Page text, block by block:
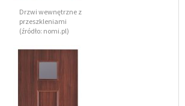
Drzwi wewnętrzne z
przeszkleniami
(źródło: nomi.pl)